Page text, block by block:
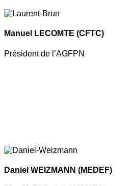
Manuel LECOMTE (CFTC)
Président de l’AGFPN
Daniel WEIZMANN (MEDEF)